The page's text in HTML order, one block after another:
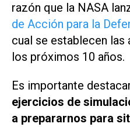
razón que la NASA
de Acción para la
cual se establecen las
los próximos 10 años.
Es importante
ejercicios de
a prepararnos para